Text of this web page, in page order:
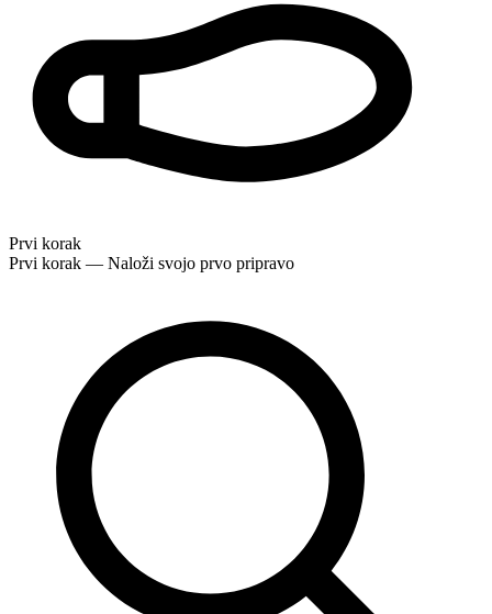
Prvi korak
Prvi korak — Naloži svojo prvo pripravo